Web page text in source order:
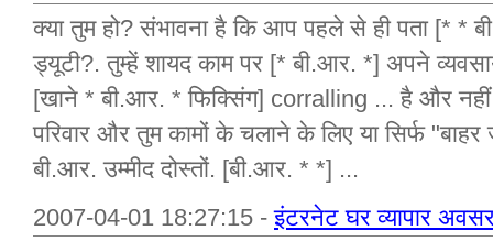
क्या तुम हो? संभावना है कि आप पहले से ही पता [* *
ड्यूटी?. तुम्हें शायद काम पर [* बी.आर. *] अपने
[खाने * बी.आर. * फिक्सिंग] corralling ... है और
परिवार और तुम कामों के चलाने के लिए या सिर्फ
बी.आर. उम्मीद दोस्तों. [बी.आर. * *] ...
2007-04-01 18:27:15 -इंटरनेट घर व्यापार